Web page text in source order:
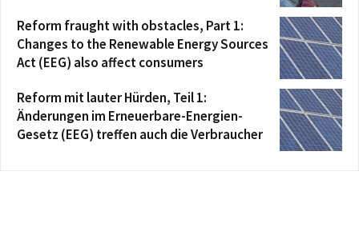
Reform fraught with obstacles, Part 1:
Changes to the Renewable Energy Sources
Act (EEG) also affect consumers
Reform mit lauter Hürden, Teil 1:
Änderungen im Erneuerbare-Energien-
Gesetz (EEG) treffen auch die Verbraucher